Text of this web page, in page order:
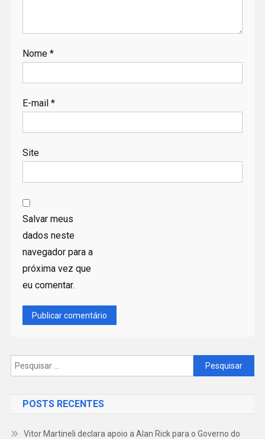
Nome *
E-mail *
Site
Salvar meus
dados neste
navegador para a
próxima vez que
eu comentar.
Pesquisar
por:
POSTS RECENTES
Vitor Martineli declara apoio a Alan Rick para o Governo do